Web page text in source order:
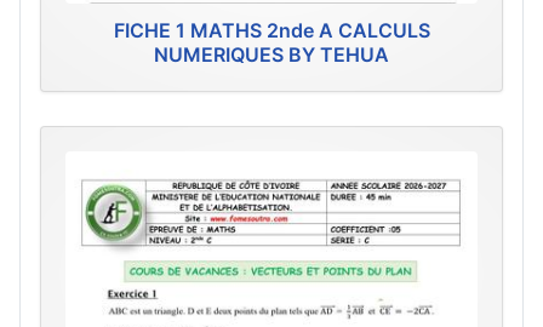
FICHE 1 MATHS 2nde A CALCULS
NUMERIQUES BY TEHUA